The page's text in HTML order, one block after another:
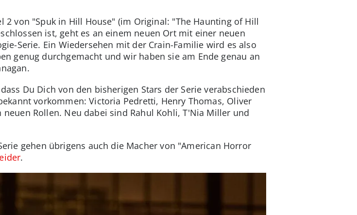
2 von "Spuk in Hill House" (im Original: "The Haunting of Hill
ist, geht es an einem neuen Ort mit einer neuen
Serie. Ein Wiedersehen mit der Crain-Familie wird es also
genug durchgemacht und wir haben sie am Ende genau an
Du Dich von den bisherigen Stars der Serie verabschieden
vorkommen: Victoria Pedretti, Henry Thomas, Oliver
neuen Rollen. Neu dabei sind Rahul Kohli, T'Nia Miller und
gehen übrigens auch die Macher von "American Horror
.